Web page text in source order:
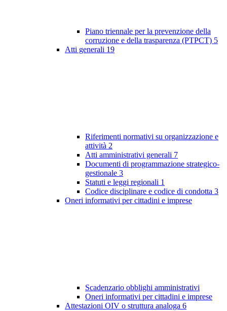
Piano triennale per la prevenzione della
corruzione e della trasparenza (PTPCT) 5
Atti generali 19
Riferimenti normativi su organizzazione e
attività 2
Atti amministrativi generali 7
Documenti di programmazione strategico-
gestionale 3
Statuti e leggi regionali 1
Codice disciplinare e codice di condotta 3
Oneri informativi per cittadini e imprese
Scadenzario obblighi amministrativi
Oneri informativi per cittadini e imprese
Attestazioni OIV o struttura analoga 6